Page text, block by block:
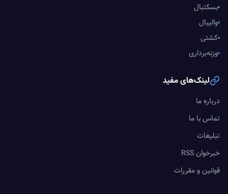
بسکتبال
والیبال
کشتی
وزنه‌برداری
لینک‌های مفید
درباره ما
تماس با ما
تبلیغات
خبرخوان RSS
قوانین و مقررات